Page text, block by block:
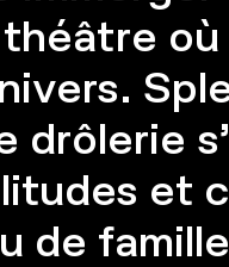
drôlerie
et
de